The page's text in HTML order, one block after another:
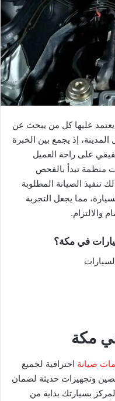
عليها كل من يبحث عن
إذ يجمع بين الخبرة
على راحة العميل
منظمة تبدأ بالفحص
الصيانة المطلوبة
مما يجعل التجربة
والالتزام.
في مكة؟
مكة
صيانة احترافية لجميع
وتجهيزات حديثة لضمان
بسيارتك بداية من